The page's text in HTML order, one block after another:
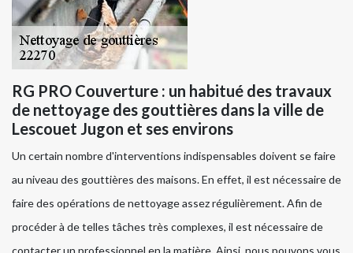
RG PRO Couverture : un habitué des travaux
de nettoyage des gouttières dans la ville de
Lescouet Jugon et ses environs
Un certain nombre d'interventions indispensables doivent se faire
au niveau des gouttières des maisons. En effet, il est nécessaire de
faire des opérations de nettoyage assez régulièrement. Afin de
procéder à de telles tâches très complexes, il est nécessaire de